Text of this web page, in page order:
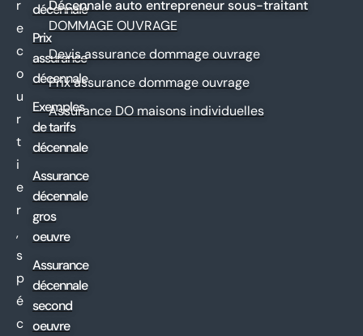
r
e
c
o
u
r
t
i
e
r
,
s
p
é
c
décennale
Prix
assurance
décennale
Exemples
de tarifs
décennale
Assurance
décennale
gros
oeuvre
Assurance
décennale
second
oeuvre
Décennale auto entrepreneur sous-traitant
DOMMAGE OUVRAGE
Devis assurance dommage ouvrage
Prix assurance dommage ouvrage
Assurance DO maisons individuelles